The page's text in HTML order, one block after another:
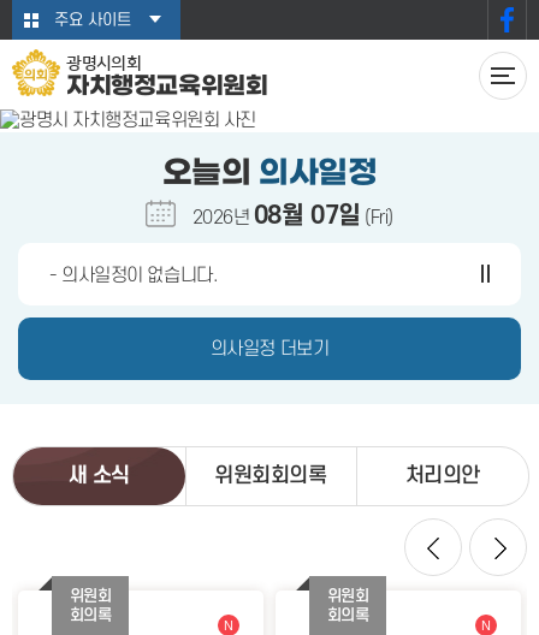
본문바로가기주요 사이트
광명시의회
자치행정교육위원회
오늘의 의사일정
2026년 08월 07일 (Fri)
- 의사일정이 없습니다.
의사일정 더보기
새 소식
위원회
회의록
N
위원회
회의록
N
위원회회의록 처리의안